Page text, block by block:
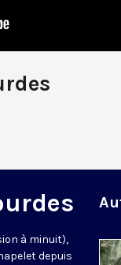
à minuit),
depuis